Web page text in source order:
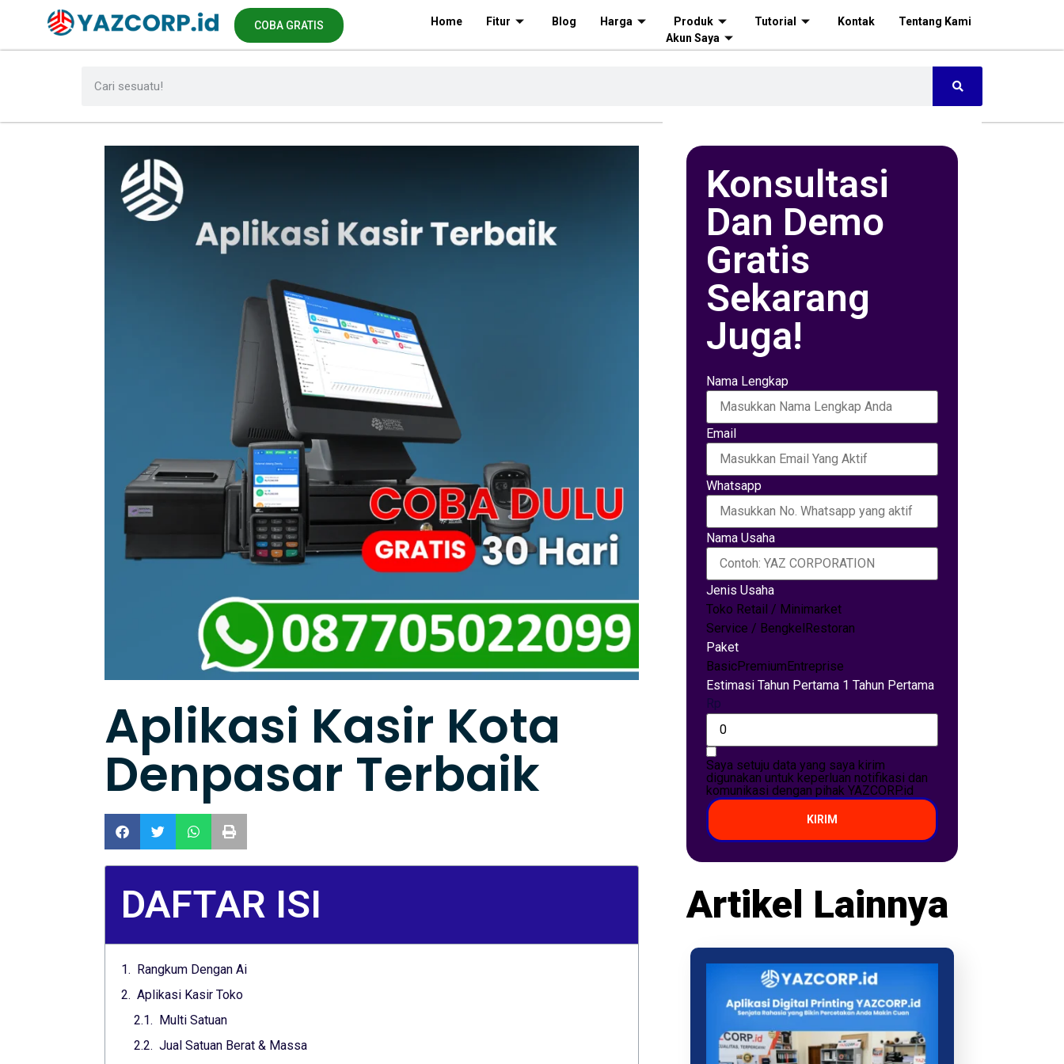
COBA GRATIS Home Fitur Blog Harga Produk Tutorial Kontak
Tentang Kami
Akun Saya
Aplikasi Kasir Kota
Denpasar Terbaik
DAFTAR ISI
Rangkum Dengan Ai
Aplikasi Kasir Toko
Multi Satuan
Jual Satuan Berat & Massa
Konsultasi
Dan Demo
Gratis
Sekarang
Juga!
Nama Lengkap
Email
Whatsapp
Nama Usaha
Jenis Usaha
Toko Retail / Minimarket
Service / BengkelRestoran
Paket
BasicPremiumEntreprise
Estimasi Tahun Pertama 1 Tahun Pertama
Rp
Saya setuju data yang saya kirim
digunakan untuk keperluan notifikasi dan
komunikasi dengan pihak YAZCORP.id
KIRIM
Artikel Lainnya